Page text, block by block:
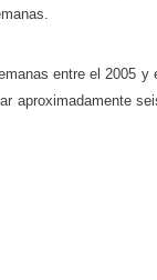
entre el 2005 y
aproximadamente